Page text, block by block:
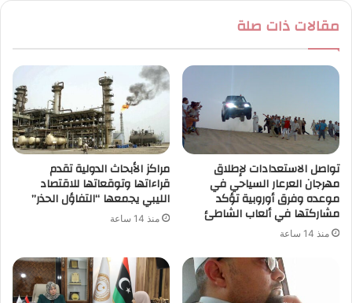
مقالات ذات صلة
تواصل الاستعدادات لإطلاق
مهرجان العرعار السياحي في
موعده وفرق أوروبية تؤكد
مشاركتها في ألعاب الشاطئ
منذ 14 ساعة
مراكز الأبحاث الدولية تقدم
قراءاتها وتوقعاتها للاقتصاد
الليبي يجمعها “التفاؤل الحذر”
منذ 14 ساعة